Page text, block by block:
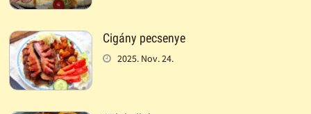
Cigány pecsenye
2025. Nov. 24.